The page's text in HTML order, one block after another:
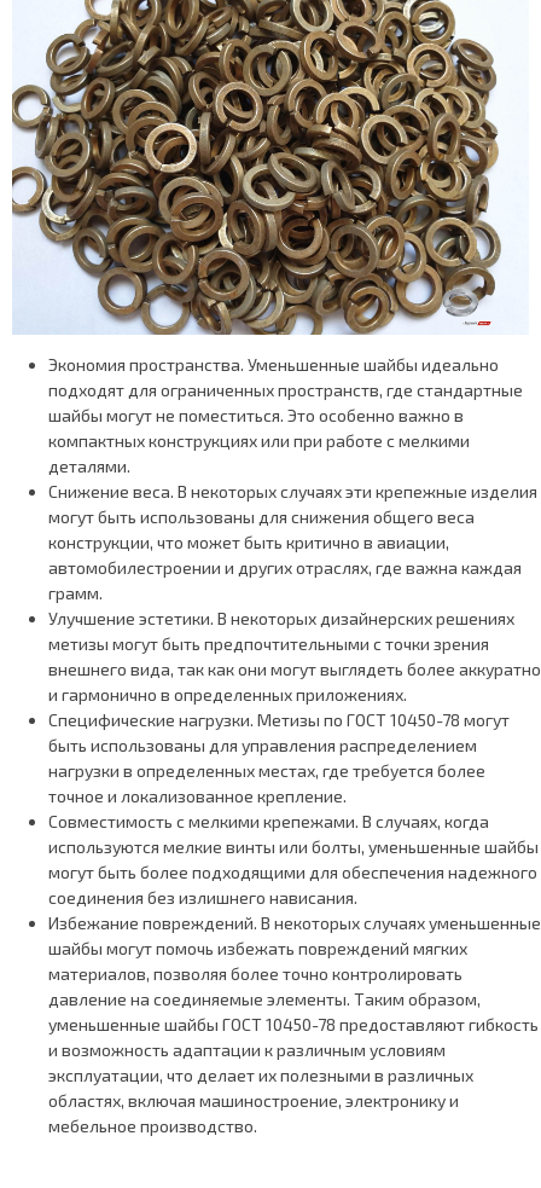
Экономия пространства. Уменьшенные шайбы идеально
подходят для ограниченных пространств, где стандартные
шайбы могут не поместиться. Это особенно важно в
компактных конструкциях или при работе с мелкими
деталями.
Снижение веса. В некоторых случаях эти крепежные изделия
могут быть использованы для снижения общего веса
конструкции, что может быть критично в авиации,
автомобилестроении и других отраслях, где важна каждая
грамм.
Улучшение эстетики. В некоторых дизайнерских решениях
метизы могут быть предпочтительными с точки зрения
внешнего вида, так как они могут выглядеть более аккуратно
и гармонично в определенных приложениях.
Специфические нагрузки. Метизы по ГОСТ 10450-78 могут
быть использованы для управления распределением
нагрузки в определенных местах, где требуется более
точное и локализованное крепление.
Совместимость с мелкими крепежами. В случаях, когда
используются мелкие винты или болты, уменьшенные шайбы
могут быть более подходящими для обеспечения надежного
соединения без излишнего нависания.
Избежание повреждений. В некоторых случаях уменьшенные
шайбы могут помочь избежать повреждений мягких
материалов, позволяя более точно контролировать
давление на соединяемые элементы. Таким образом,
уменьшенные шайбы ГОСТ 10450-78 предоставляют гибкость
и возможность адаптации к различным условиям
эксплуатации, что делает их полезными в различных
областях, включая машиностроение, электронику и
мебельное производство.